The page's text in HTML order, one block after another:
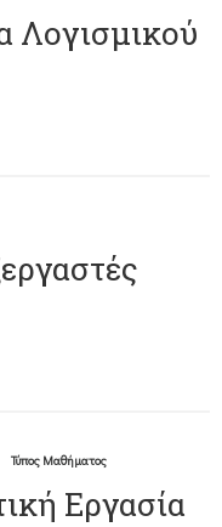
Λογισμικού
Τύπος Μαθήματος
Εργασία